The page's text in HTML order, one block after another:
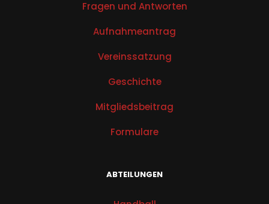
Fragen und Antworten
Aufnahmeantrag
Vereinssatzung
Geschichte
Mitgliedsbeitrag
Formulare
ABTEILUNGEN